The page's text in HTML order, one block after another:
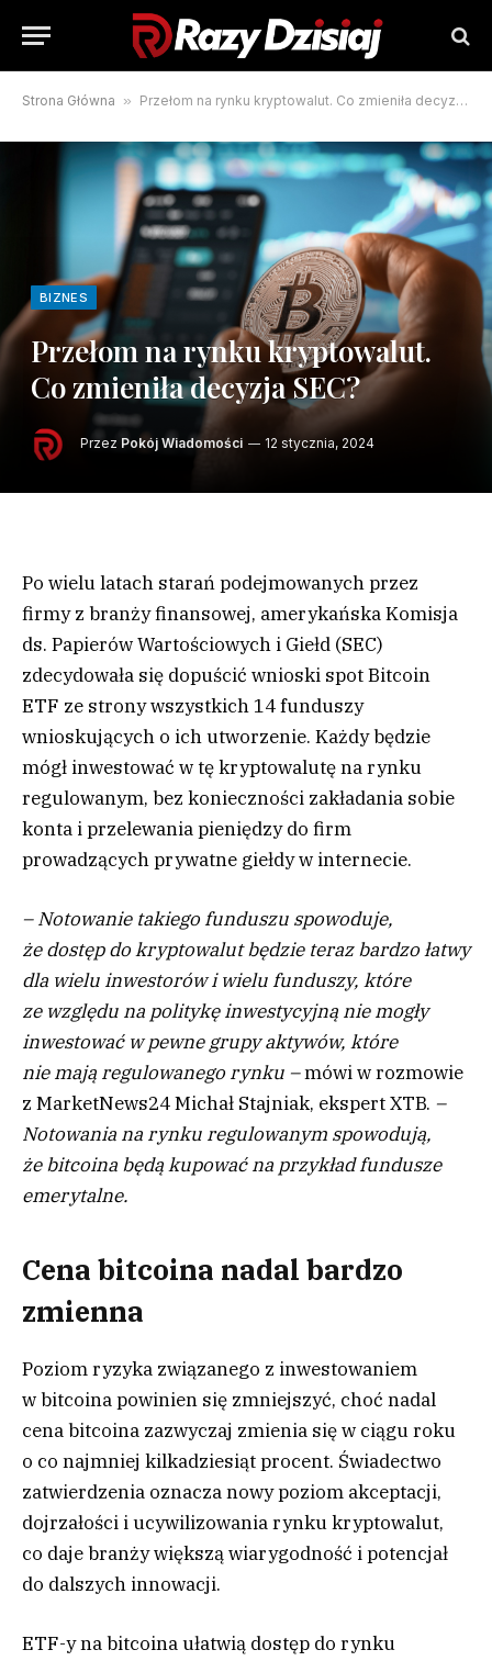
Strona Główna » Przełom na rynku kryptowalut. Co zmieniła decyzja SEC?
BIZNES
Przełom na rynku kryptowalut.
Co zmieniła decyzja SEC?
Przez Pokój Wiadomości 12 stycznia, 2024
Po wielu latach starań podejmowanych przez
firmy z branży finansowej, amerykańska Komisja
ds. Papierów Wartościowych i Giełd (SEC)
zdecydowała się dopuścić wnioski spot Bitcoin
ETF ze strony wszystkich 14 funduszy
wnioskujących o ich utworzenie. Każdy będzie
mógł inwestować w tę kryptowalutę na rynku
regulowanym, bez konieczności zakładania sobie
konta i przelewania pieniędzy do firm
prowadzących prywatne giełdy w internecie.
– Notowanie takiego funduszu spowoduje,
że dostęp do kryptowalut będzie teraz bardzo łatwy
dla wielu inwestorów i wielu funduszy, które
ze względu na politykę inwestycyjną nie mogły
inwestować w pewne grupy aktywów, które
nie mają regulowanego rynku –mówi w rozmowie
z MarketNews24 Michał Stajniak, ekspert XTB. –
Notowania na rynku regulowanym spowodują,
że bitcoina będą kupować na przykład fundusze
emerytalne.
Cena bitcoina nadal bardzo
zmienna
Poziom ryzyka związanego z inwestowaniem
w bitcoina powinien się zmniejszyć, choć nadal
cena bitcoina zazwyczaj zmienia się w ciągu roku
o co najmniej kilkadziesiąt procent. Świadectwo
zatwierdzenia oznacza nowy poziom akceptacji,
dojrzałości i ucywilizowania rynku kryptowalut,
co daje branży większą wiarygodność i potencjał
do dalszych innowacji.
ETF-y na bitcoina ułatwią dostęp do rynku